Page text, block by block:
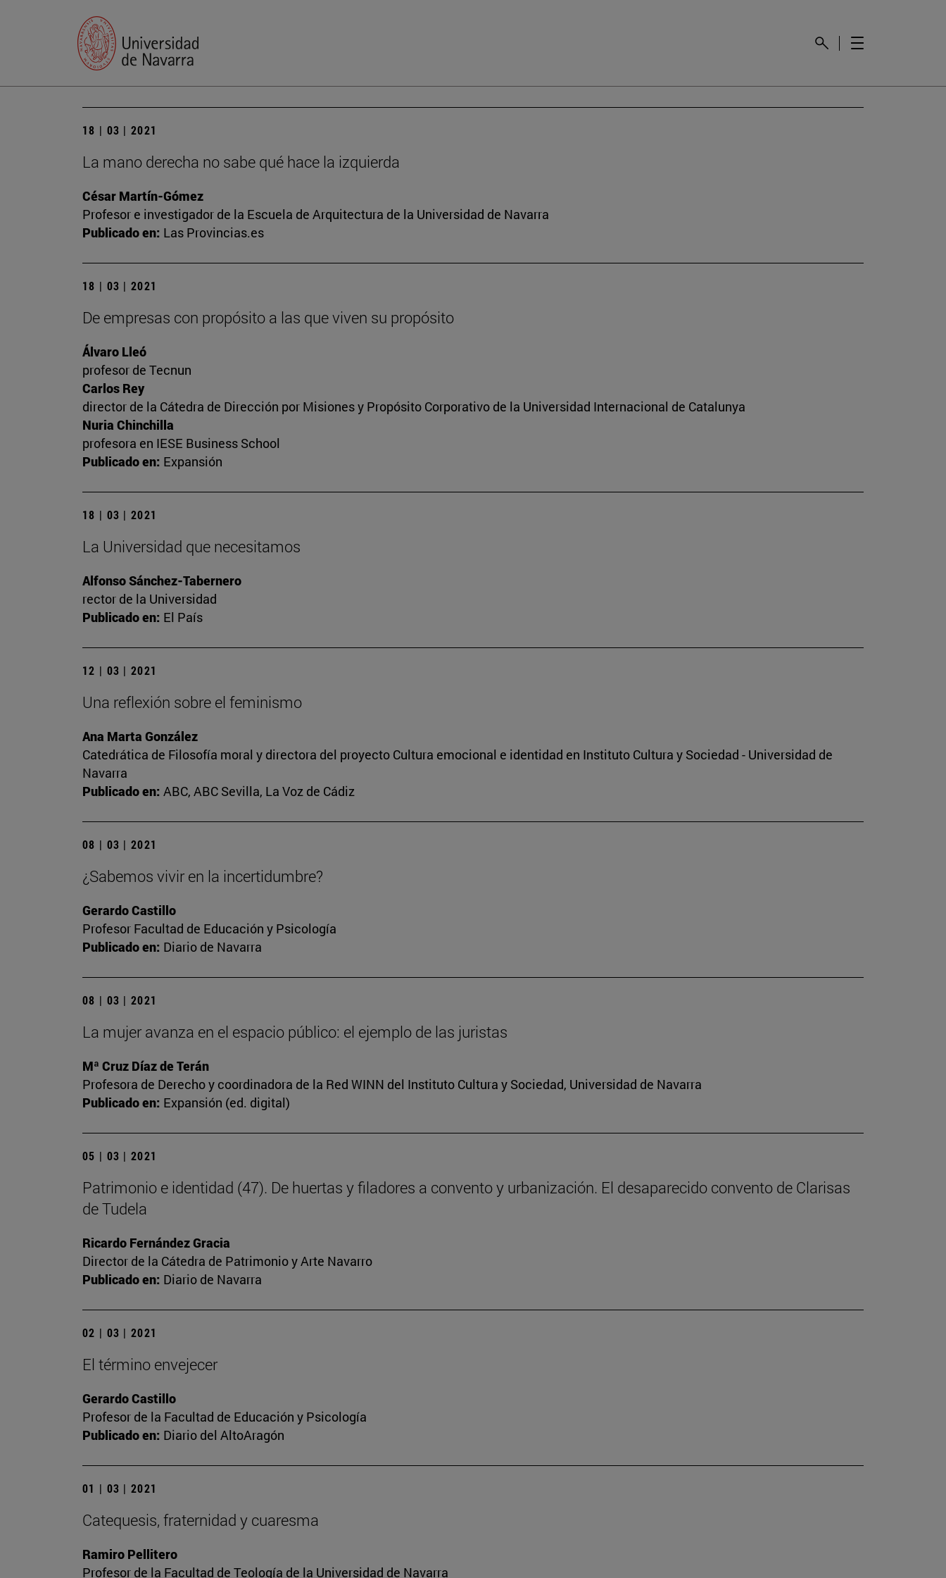
18 | 03 | 2021
La mano derecha no sabe qué hace la izquierda
César Martín-Gómez
Profesor e investigador de la Escuela de Arquitectura de la Universidad de Navarra
Publicado en: Las Provincias.es
18 | 03 | 2021
De empresas con propósito a las que viven su propósito
Álvaro Lleó
profesor de Tecnun
Carlos Rey
director de la Cátedra de Dirección por Misiones y Propósito Corporativo de la Universidad Internacional de Catalunya
Nuria Chinchilla
profesora en IESE Business School
Publicado en: Expansión
18 | 03 | 2021
La Universidad que necesitamos
Alfonso Sánchez-Tabernero
rector de la Universidad
Publicado en: El País
12 | 03 | 2021
Una reflexión sobre el feminismo
Ana Marta González
Catedrática de Filosofía moral y directora del proyecto Cultura emocional e identidad en Instituto Cultura y Sociedad - Universidad de
Navarra
Publicado en: ABC, ABC Sevilla, La Voz de Cádiz
08 | 03 | 2021
¿Sabemos vivir en la incertidumbre?
Gerardo Castillo
Profesor Facultad de Educación y Psicología
Publicado en: Diario de Navarra
08 | 03 | 2021
La mujer avanza en el espacio público: el ejemplo de las juristas
Mª Cruz Díaz de Terán
Profesora de Derecho y coordinadora de la Red WINN del Instituto Cultura y Sociedad, Universidad de Navarra
Publicado en: Expansión (ed. digital)
05 | 03 | 2021
Patrimonio e identidad (47). De huertas y filadores a convento y urbanización. El desaparecido convento de Clarisas
de Tudela
Ricardo Fernández Gracia
Director de la Cátedra de Patrimonio y Arte Navarro
Publicado en: Diario de Navarra
02 | 03 | 2021
El término envejecer
Gerardo Castillo
Profesor de la Facultad de Educación y Psicología
Publicado en: Diario del AltoAragón
01 | 03 | 2021
Catequesis, fraternidad y cuaresma
Ramiro Pellitero
Profesor de la Facultad de Teología de la Universidad de Navarra